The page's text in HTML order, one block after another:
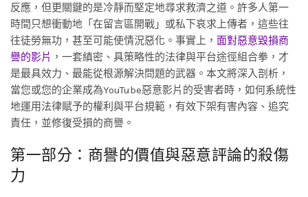
反應，但更關鍵的是冷靜而堅定地尋求救濟之道。許多人第一
時間只想衝動地「在留言區開戰」或私下哀求上傳者，這些往
往徒勞無功，甚至可能使情況惡化。事實上， 面對惡意毀損商
譽的影片 ，一套縝密、具策略性的法律與平台途徑組合拳，才
是最具效力、最能從根源解決問題的武器。本文將深入剖析，
當您或您的企業成為YouTube惡意影片的受害者時，如何系統性
地運用法律賦予的權利與平台規範，有效下架有害內容、追究
責任，並修復受損的商譽。
第一部分：商譽的價值與惡意評論的殺傷
力